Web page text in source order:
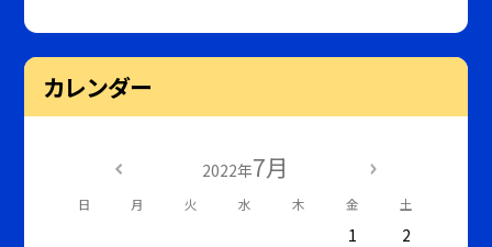
カレンダー
2022年7月
日 月 火 水 木 金 土
1
2